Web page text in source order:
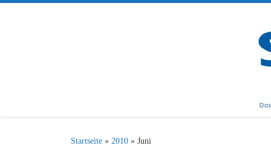
Startseite » 2010 » Juni